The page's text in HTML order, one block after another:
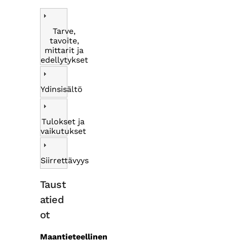
Tarve,
tavoite,
mittarit ja
edellytykset
Ydinsisältö
Tulokset ja
vaikutukset
Siirrettävyys
Taust
atied
ot
Maantieteellinen